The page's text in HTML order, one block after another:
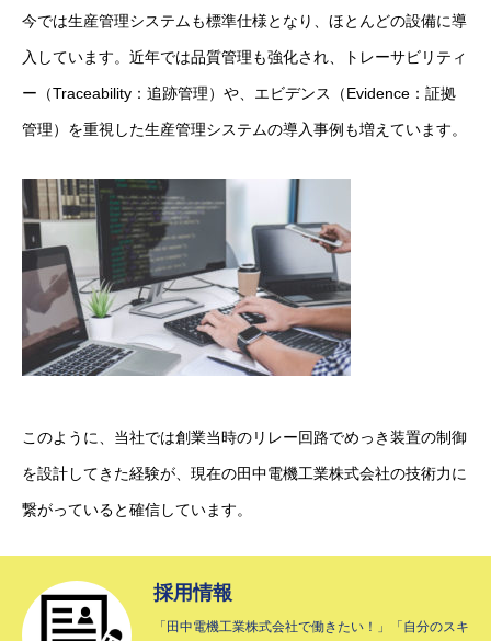
RECRUIT
今では生産管理システムも標準仕様となり、ほとんどの設備に導
入しています。近年では品質管理も強化され、トレーサビリティ
ー（Traceability：追跡管理）や、エビデンス（Evidence：証拠
管理）を重視した生産管理システムの導入事例も増えています。
このように、当社では創業当時のリレー回路でめっき装置の制御
を設計してきた経験が、現在の田中電機工業株式会社の技術力に
繋がっていると確信しています。
採用情報
「田中電機工業株式会社で働きたい！」「自分のスキ